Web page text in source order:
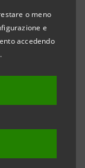
o meno
e
accedendo
il progetto
qualche
propone una
dalla sua
tra i Padri